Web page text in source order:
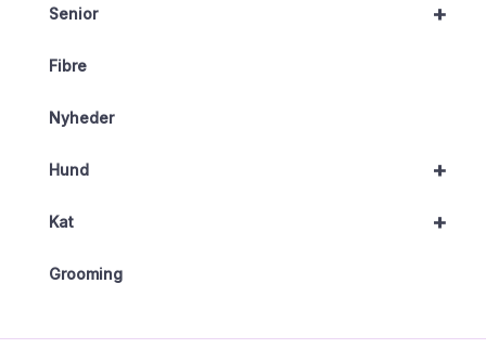
+
Senior
Fibre
Nyheder
+
Hund
+
Kat
Grooming